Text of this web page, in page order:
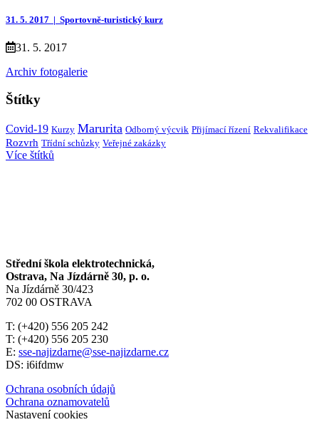
31. 5. 2017 | Sportovně-turistický kurz
31. 5. 2017
Archiv fotogalerie
Štítky
Covid-19 Kurzy Marurita Odborný výcvik Přijímací řízení Rekvalifikace
Rozvrh Třídní schůzky Veřejné zakázky
Více štítků
Střední škola elektrotechnická,
Ostrava, Na Jízdárně 30, p. o.
Na Jízdárně 30/423
702 00 OSTRAVA
T: (+420) 556 205 242
T: (+420) 556 205 230
E: sse-najizdarne@sse-najizdarne.cz
DS: i6ifdmw
Ochrana osobních údajů
Ochrana oznamovatelů
Nastavení cookies